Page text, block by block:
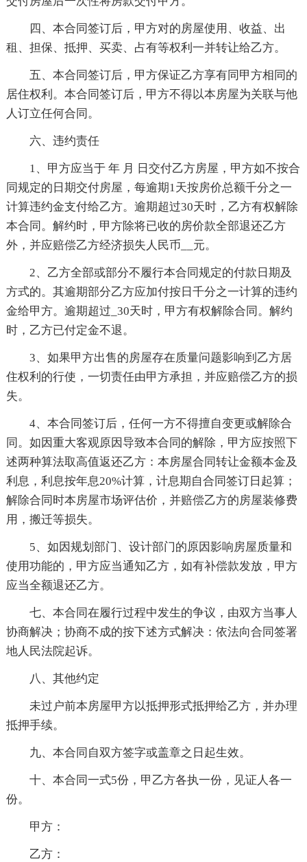
四、本合同签订后，甲方对的房屋使用、收益、出
租、担保、抵押、买卖、占有等权利一并转让给乙方。
五、本合同签订后，甲方保证乙方享有同甲方相同的
居住权利。本合同签订后，甲方不得以本房屋为关联与他
人订立任何合同。
六、违约责任
1、甲方应当于 年 月 日交付乙方房屋，甲方如不按合
同规定的日期交付房屋，每逾期1天按房价总额千分之一
计算违约金支付给乙方。逾期超过30天时，乙方有权解除
本合同。解约时，甲方除将已收的房价款全部退还乙方
外，并应赔偿乙方经济损失人民币__元。
2、乙方全部或部分不履行本合同规定的付款日期及
方式的。其逾期部分乙方应加付按日千分之一计算的违约
金给甲方。逾期超过_30天时，甲方有权解除合同。解约
时，乙方已付定金不退。
3、如果甲方出售的房屋存在质量问题影响到乙方居
住权利的行使，一切责任由甲方承担，并应赔偿乙方的损
失。
4、本合同签订后，任何一方不得擅自变更或解除合
同。如因重大客观原因导致本合同的解除，甲方应按照下
述两种算法取高值返还乙方：本房屋合同转让金额本金及
利息，利息按年息20%计算，计息期自合同签订日起算；
解除合同时本房屋市场评估价，并赔偿乙方的房屋装修费
用，搬迁等损失。
5、如因规划部门、设计部门的原因影响房屋质量和
使用功能的，甲方应当通知乙方，如有补偿款发放，甲方
应当全额退还乙方。
七、本合同在履行过程中发生的争议，由双方当事人
协商解决；协商不成的按下述方式解决：依法向合同签署
地人民法院起诉。
八、其他约定
未过户前本房屋甲方以抵押形式抵押给乙方，并办理
抵押手续。
九、本合同自双方签字或盖章之日起生效。
十、本合同一式5份，甲乙方各执一份，见证人各一
份。
甲方：
乙方：